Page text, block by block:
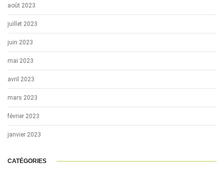
août 2023
juillet 2023
juin 2023
mai 2023
avril 2023
mars 2023
février 2023
janvier 2023
CATÉGORIES